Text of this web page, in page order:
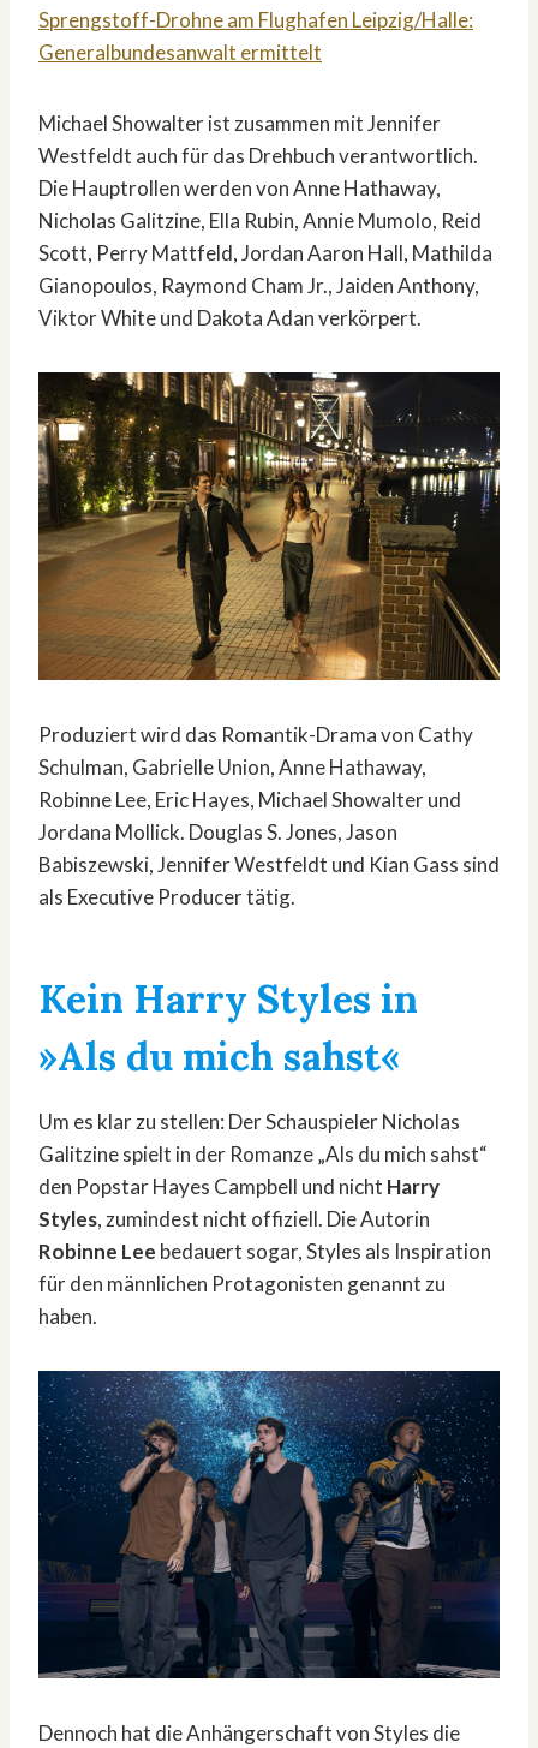
Sprengstoff-Drohne am Flughafen Leipzig/Halle:
Generalbundesanwalt ermittelt
Michael Showalter ist zusammen mit Jennifer
Westfeldt auch für das Drehbuch verantwortlich.
Die Hauptrollen werden von Anne Hathaway,
Nicholas Galitzine, Ella Rubin, Annie Mumolo, Reid
Scott, Perry Mattfeld, Jordan Aaron Hall, Mathilda
Gianopoulos, Raymond Cham Jr., Jaiden Anthony,
Viktor White und Dakota Adan verkörpert.
Produziert wird das Romantik-Drama von Cathy
Schulman, Gabrielle Union, Anne Hathaway,
Robinne Lee, Eric Hayes, Michael Showalter und
Jordana Mollick. Douglas S. Jones, Jason
Babiszewski, Jennifer Westfeldt und Kian Gass sind
als Executive Producer tätig.
Kein Harry Styles in
»Als du mich sahst«
Um es klar zu stellen: Der Schauspieler Nicholas
Galitzine spielt in der Romanze „Als du mich sahst“
den Popstar Hayes Campbell und nicht Harry
Styles, zumindest nicht offiziell. Die Autorin
Robinne Lee bedauert sogar, Styles als Inspiration
für den männlichen Protagonisten genannt zu
haben.
Dennoch hat die Anhängerschaft von Styles die